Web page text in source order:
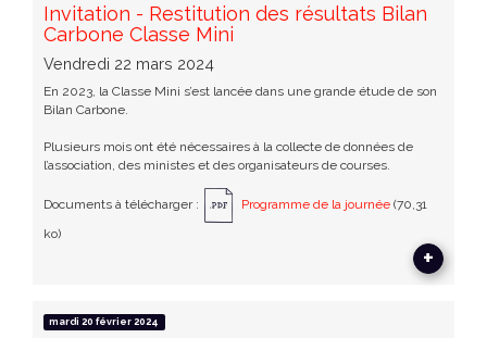
Invitation - Restitution des résultats Bilan
Carbone Classe Mini
Vendredi 22 mars 2024
En 2023, la Classe Mini s’est lancée dans une grande étude de son
Bilan Carbone.
Plusieurs mois ont été nécessaires à la collecte de données de
l’association, des ministes et des organisateurs de courses.
Documents à télécharger : Programme de la journée (70,31
ko)
+
mardi 20 février 2024